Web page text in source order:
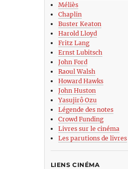
Méliès
Chaplin
Buster Keaton
Harold Lloyd
Fritz Lang
Ernst Lubitsch
John Ford
Raoul Walsh
Howard Hawks
John Huston
Yasujirô Ozu
Légende des notes
Crowd Funding
Livres sur le cinéma
Les parutions de livres
LIENS CINÉMA